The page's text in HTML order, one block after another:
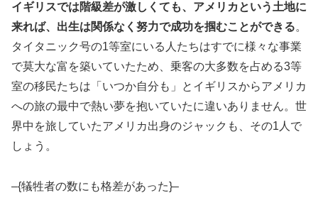
イギリスでは階級差が激しくても、アメリカという土地に
来れば、出生は関係なく努力で成功を掴むことができる。
タイタニック号の1等室にいる人たちはすでに様々な事業
で莫大な富を築いていたため、乗客の大多数を占める3等
室の移民たちは「いつか自分も」とイギリスからアメリカ
への旅の最中で熱い夢を抱いていたに違いありません。世
界中を旅していたアメリカ出身のジャックも、その1人で
しょう。
–{犠牲者の数にも格差があった}–